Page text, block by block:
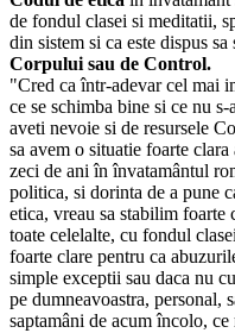
de fondul clasei si meditatii,
din sistem si ca este dispus
Corpului sau de Control.
"Cred ca într-adevar cel mai
ce se schimba bine si ce nu
aveti nevoie si de resursele
sa avem o situatie foarte
zeci de ani în învatamântul
politica, si dorinta de a pune
etica, vreau sa stabilim foarte
toate celelalte, cu fondul
foarte clare pentru ca
simple exceptii sau daca nu
pe dumneavoastra, personal,
saptamâni de acum încolo, ce